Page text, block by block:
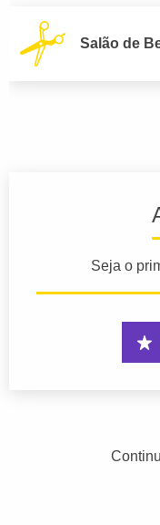
Salão de
Seja o